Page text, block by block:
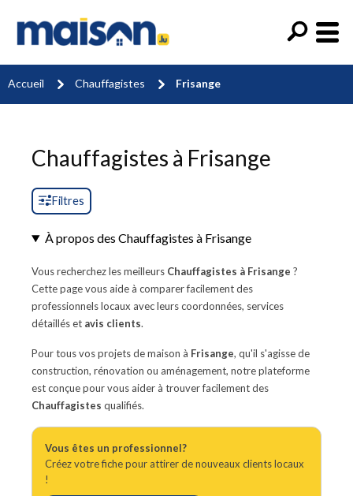
Accueil Chauffagistes Frisange
Chauffagistes à Frisange
Filtres
À propos des Chauffagistes à Frisange
Vous recherchez les meilleurs Chauffagistes à Frisange ?
Cette page vous aide à comparer facilement des
professionnels locaux avec leurs coordonnées, services
détaillés et avis clients.
Pour tous vos projets de maison à Frisange, qu'il s'agisse de
construction, rénovation ou aménagement, notre plateforme
est conçue pour vous aider à trouver facilement des
Chauffagistes qualifiés.
Vous êtes un professionnel?
Créez votre fiche pour attirer de nouveaux clients locaux
!